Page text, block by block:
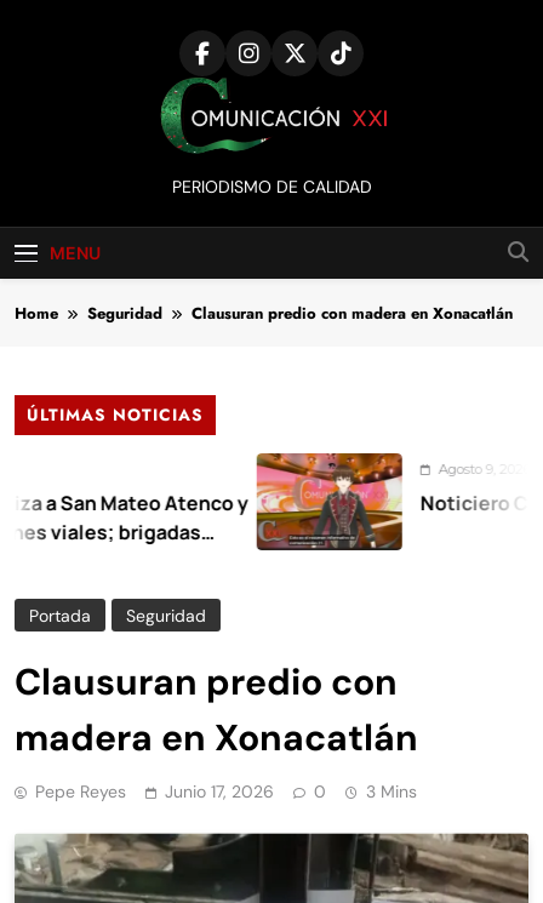
Comunicación
XXI
PERIODISMO DE CALIDAD
MENU
Home Seguridad Clausuran predio con madera en Xonacatlán
ÚLTIMAS NOTICIAS
Mateo Atenco y
brigadas
Agosto 9, 2026
Noticiero
Portada Seguridad
Clausuran predio con
madera en Xonacatlán
Pepe Reyes Junio 17, 2026 0 3 Mins